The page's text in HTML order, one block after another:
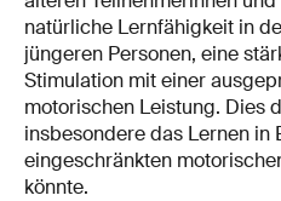
natürliche Lernfähigkeit in
jüngeren Personen, eine
Stimulation mit einer
motorischen Leistung. Dies
insbesondere das Lernen
eingeschränkten
könnte.